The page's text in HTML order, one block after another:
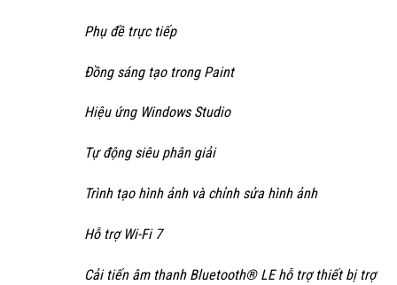
Phụ đề trực tiếp
Đồng sáng tạo trong Paint
Hiệu ứng Windows Studio
Tự động siêu phân giải
Trình tạo hình ảnh và chỉnh sửa hình ảnh
Hỗ trợ Wi-Fi 7
Cải tiến âm thanh Bluetooth® LE hỗ trợ thiết bị trợ